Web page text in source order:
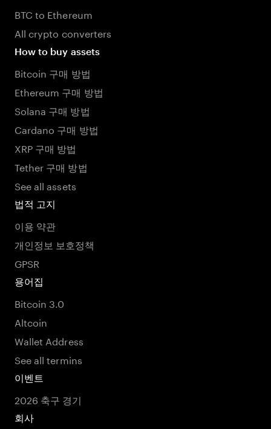
BTC to Ethereum
All crypto converters
How to buy assets
Bitcoin 구매 방법
Ethereum 구매 방법
Solana 구매 방법
Cardano 구매 방법
XRP 구매 방법
Tether 구매 방법
See all assets
법적 고지
이용 약관
개인정보 보호정책
GPSR
용어집
Bitcoin 3.0
Altcoin
Wallet Address
See all termins
이벤트
2026 축구 경기
회사